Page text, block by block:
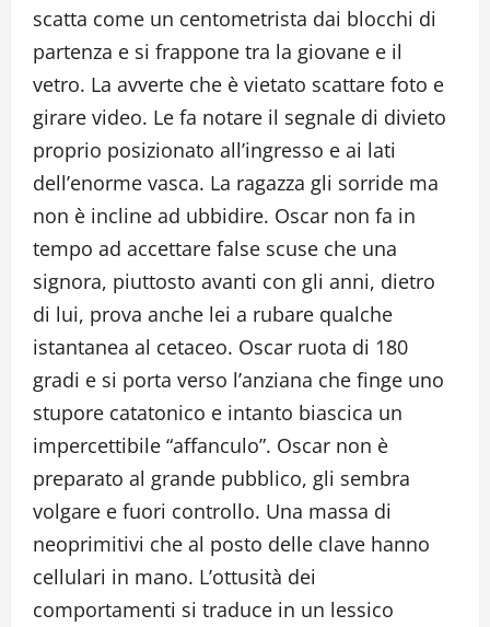
scatta come un centometrista dai blocchi di
partenza e si frappone tra la giovane e il
vetro. La avverte che è vietato scattare foto e
girare video. Le fa notare il segnale di divieto
proprio posizionato all’ingresso e ai lati
dell’enorme vasca. La ragazza gli sorride ma
non è incline ad ubbidire. Oscar non fa in
tempo ad accettare false scuse che una
signora, piuttosto avanti con gli anni, dietro
di lui, prova anche lei a rubare qualche
istantanea al cetaceo. Oscar ruota di 180
gradi e si porta verso l’anziana che finge uno
stupore catatonico e intanto biascica un
impercettibile “affanculo”. Oscar non è
preparato al grande pubblico, gli sembra
volgare e fuori controllo. Una massa di
neoprimitivi che al posto delle clave hanno
cellulari in mano. L’ottusità dei
comportamenti si traduce in un lessico